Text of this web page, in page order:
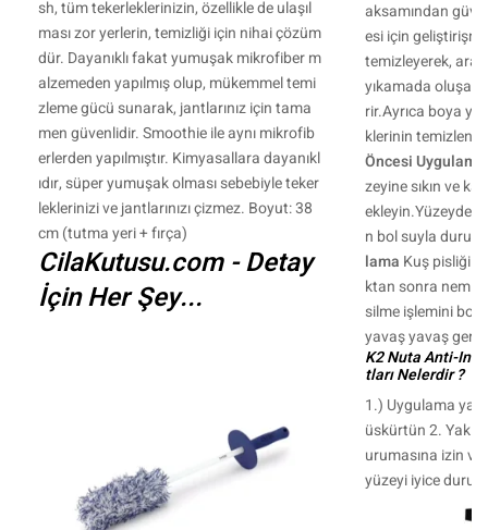
sh, tüm tekerleklerinizin, özellikle de ulaşıl
ması zor yerlerin, temizliği için nihai çözüm
dür. Dayanıklı fakat yumuşak mikrofiber m
alzemeden yapılmış olup, mükemmel temi
zleme gücü sunarak, jantlarınız için tama
men güvenlidir. Smoothie ile aynı mikrofib
erlerden yapılmıştır. Kimyasallara dayanıkl
ıdır, süper yumuşak olması sebebiyle teker
leklerinizi ve jantlarınızı çizmez. Boyut: 38
cm (tutma yeri + fırça)
CilaKutusu.com - Detay
İçin Her Şey...
aksamından
esi için
temizleyerek,
yıkamada
rir.Ayrıca boya
klerinin
Öncesi Uygulama
zeyine sıkın ve
ekleyin.Yüzeyde
n bol suyla
lama Kuş pisliği
ktan sonra nemli
silme işlemini
yavaş yavaş
K2 Nuta Anti-
tları Nelerdir ?
1.) Uygulama
üskürtün 2.
urumasına izin
yüzeyi iyice